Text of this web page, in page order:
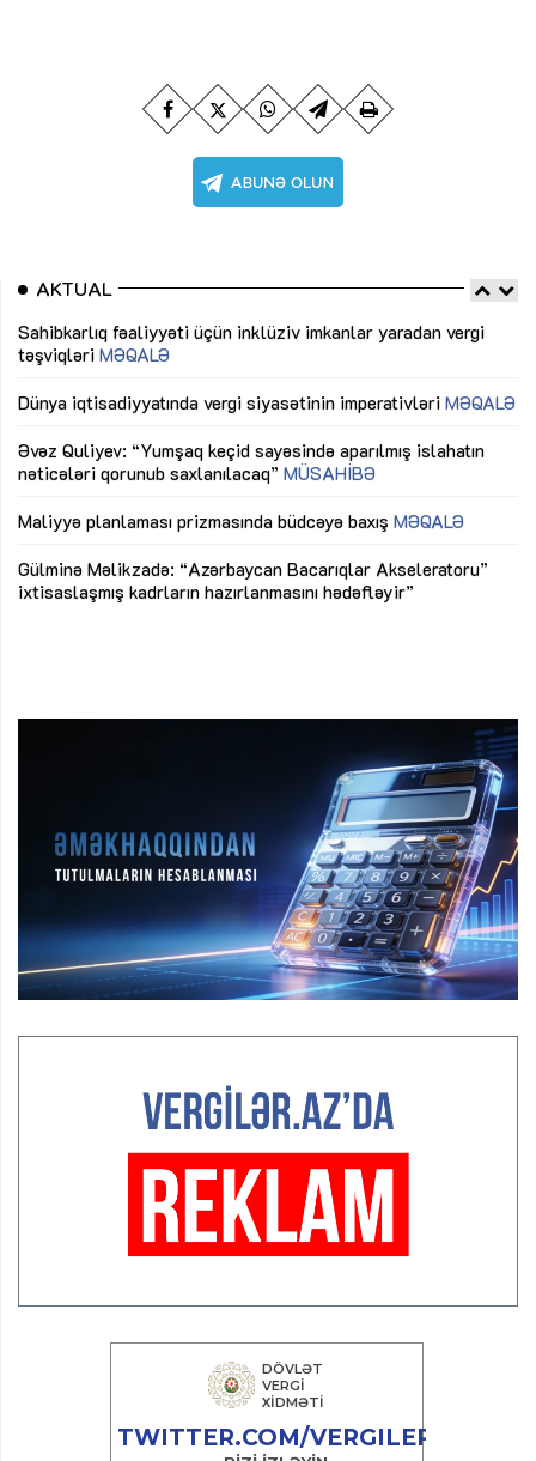
AKTUAL
Sahibkarlıq fəaliyyəti üçün inklüziv imkanlar yaradan vergi
təşviqləri MƏQALƏ
Dünya iqtisadiyyatında vergi siyasətinin imperativləri MƏQALƏ
Əvəz Quliyev: “Yumşaq keçid sayəsində aparılmış islahatın
nəticələri qorunub saxlanılacaq” MÜSAHİBƏ
Maliyyə planlaması prizmasında büdcəyə baxış MƏQALƏ
Gülminə Məlikzadə: “Azərbaycan Bacarıqlar Akseleratoru”
ixtisaslaşmış kadrların hazırlanmasını hədəfləyir”